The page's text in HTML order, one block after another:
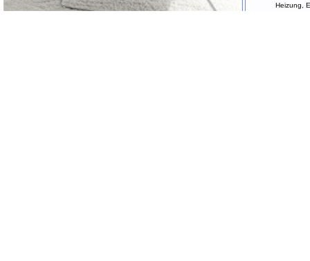
Heizung,